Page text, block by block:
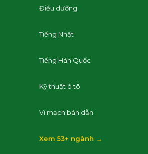
Điều dưỡng
Tiếng Nhật
Tiếng Hàn Quốc
Kỹ thuật ô tô
Vi mạch bán dẫn
Xem 53+ ngành →